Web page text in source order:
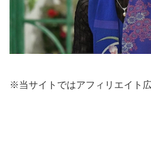
※当サイトではアフィリエイト